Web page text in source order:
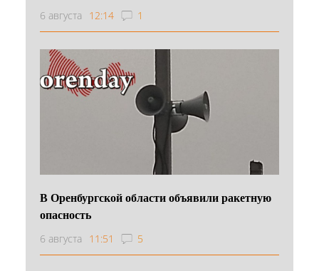
6 августа 12:14 1
В Оренбургской области объявили ракетную
опасность
6 августа 11:51 5